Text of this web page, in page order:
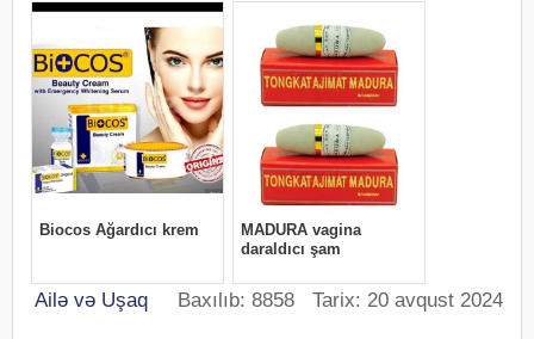
Ailə və Uşaq Baxılıb: 8858 Tarix: 20 avqust 2024